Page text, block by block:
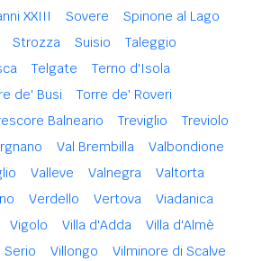
XXIII
Sovere
Spinone al Lago
Strozza Suisio
Taleggio
Telgate
Terno d'Isola
de' Busi
Torre de' Roveri
Balneario Treviglio
Treviolo
Val Brembilla
Valbondione
Valleve Valnegra
Valtorta
Verdello Vertova
Viadanica
Vigolo Villa d'Adda
Villa d'Almè
Serio Villongo
Vilminore di Scalve